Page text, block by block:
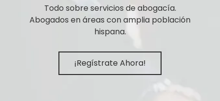
Todo sobre servicios de abogacía.
Abogados en áreas con amplia población
hispana.
¡Regístrate Ahora!